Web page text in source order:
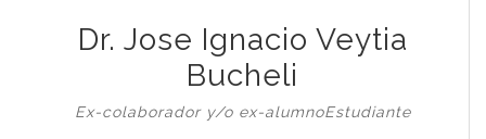
Dr. Jose Ignacio Veytia
Bucheli
Ex-colaborador y/o ex-alumnoEstudiante